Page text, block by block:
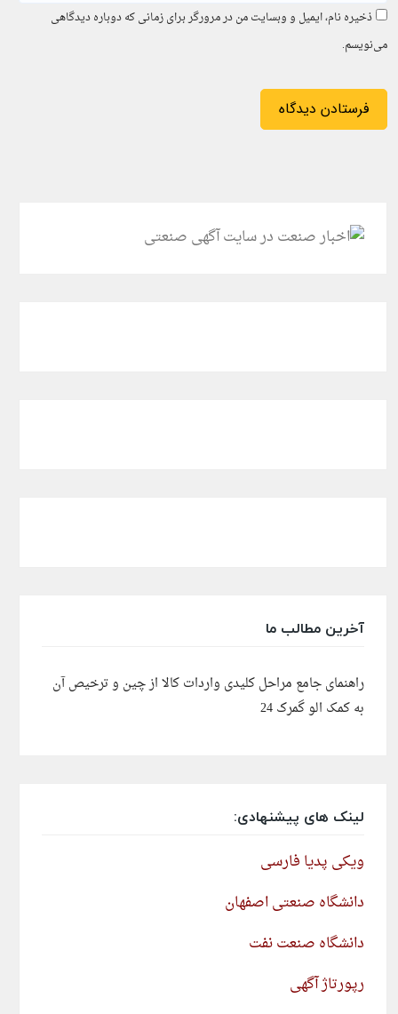
ذخیره نام، ایمیل و وبسایت من در مرورگر برای زمانی که دوباره دیدگاهی
می‌نویسم.
آخرین مطالب ما
راهنمای جامع مراحل کلیدی واردات کالا از چین و ترخیص آن
به کمک الو گمرک 24
لینک های پیشنهادی:
ویکی پدیا فارسی
دانشگاه صنعتی اصفهان
دانشگاه صنعت نفت
رپورتاژ آگهی